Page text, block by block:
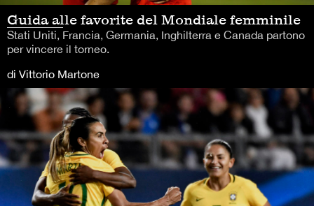
Guida alle favorite del Mondiale femminile
Stati Uniti, Francia, Germania, Inghilterra e Canada partono
per vincere il torneo.
di Vittorio Martone